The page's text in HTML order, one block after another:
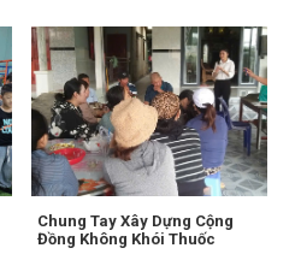
chuyến thăm và trải nghiệm
các hoạt động của dự án do
Mekong Plus tài trợ tại địa
phương.
Chung Tay Xây Dựng Cộng
Đồng Không Khói Thuốc